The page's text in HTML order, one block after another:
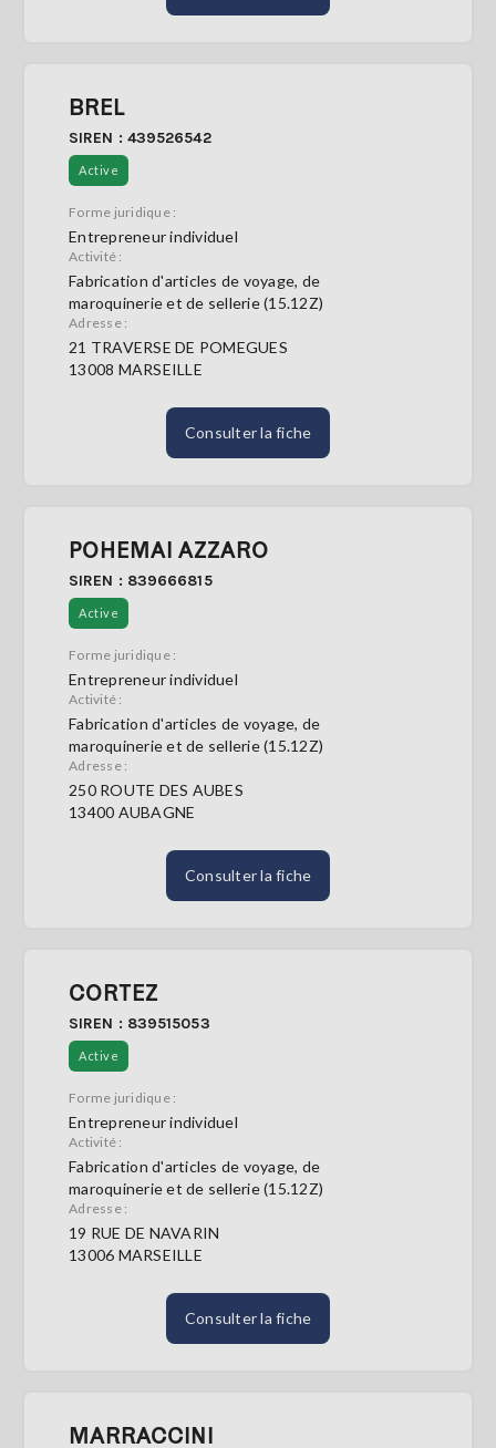
BREL
SIREN : 439526542
Active
Forme juridique :
Entrepreneur individuel
Activité :
Fabrication d'articles de voyage, de
maroquinerie et de sellerie (15.12Z)
Adresse :
21 TRAVERSE DE POMEGUES
13008 MARSEILLE
Consulter la fiche
POHEMAI AZZARO
SIREN : 839666815
Active
Forme juridique :
Entrepreneur individuel
Activité :
Fabrication d'articles de voyage, de
maroquinerie et de sellerie (15.12Z)
Adresse :
250 ROUTE DES AUBES
13400 AUBAGNE
Consulter la fiche
CORTEZ
SIREN : 839515053
Active
Forme juridique :
Entrepreneur individuel
Activité :
Fabrication d'articles de voyage, de
maroquinerie et de sellerie (15.12Z)
Adresse :
19 RUE DE NAVARIN
13006 MARSEILLE
Consulter la fiche
MARRACCINI